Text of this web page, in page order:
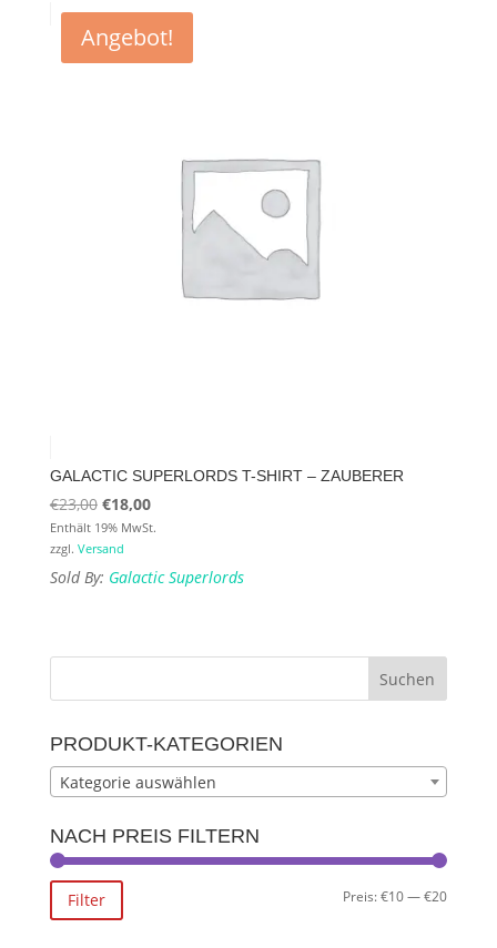
Angebot!
GALACTIC SUPERLORDS T-SHIRT – ZAUBERER
€23,00 Ursprünglicher
Preis
war:
€23,00
€18,00Aktueller
Preis
€18,00.
Enthält 19% MwSt.
zzgl. Versand
Sold By: Galactic Superlords
PRODUKT-KATEGORIEN
Kategorie auswählen
NACH PREIS FILTERN
Min.
Max.
Filter Preis:€10—€20